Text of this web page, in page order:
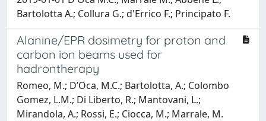
Bartolotta A.; Collura G.; d'Errico F.; Principato F.
Alanine/EPR dosimetry for proton and
carbon ion beams used for
hadrontherapy
Romeo, M.; D’Oca, M.C.; Bartolotta, A.; Colombo
Gomez, L.M.; Di Liberto, R.; Mantovani, L.;
Mirandola, A.; Rossi, E.; Ciocca, M.; Marrale, M.